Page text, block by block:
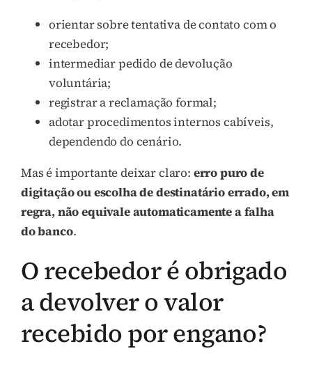
orientar sobre tentativa de contato com o
recebedor;
intermediar pedido de devolução
voluntária;
registrar a reclamação formal;
adotar procedimentos internos cabíveis,
dependendo do cenário.
Mas é importante deixar claro: erro puro de
digitação ou escolha de destinatário errado, em
regra, não equivale automaticamente a falha
do banco.
O recebedor é obrigado
a devolver o valor
recebido por engano?